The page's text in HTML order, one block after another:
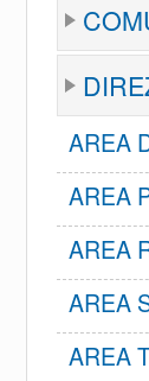
AREA
AREA
AREA
AREA
AREA